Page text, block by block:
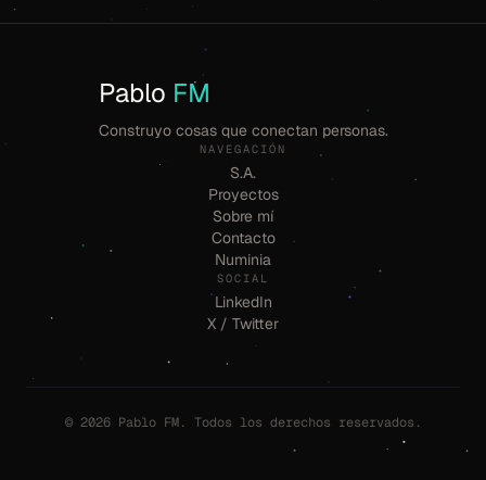
Pablo FM
Construyo cosas que conectan personas.
NAVEGACIÓN
S.A.
Proyectos
Sobre mí
Contacto
Numinia
SOCIAL
LinkedIn
X / Twitter
© 2026 Pablo FM. Todos los derechos reservados.